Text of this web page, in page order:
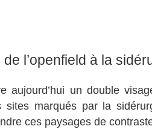
l’openfield à la
aujourd’hui un double
sites marqués par la
ces paysages de